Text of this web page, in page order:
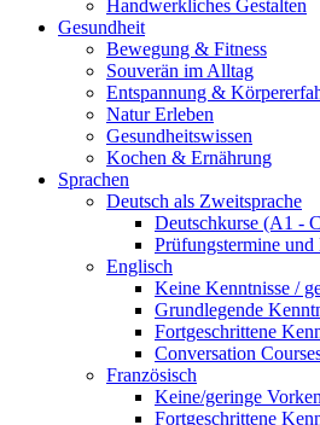
Handwerkliches Gestalten
Gesundheit
Bewegung & Fitness
Souverän im Alltag
Entspannung &
Natur Erleben
Gesundheitswissen
Kochen & Ernährung
Sprachen
Deutsch als Zweitsprache
Deutschkurse (A1 -
Prüfungstermine und
Englisch
Keine Kenntnisse /
Grundlegende
Fortgeschrittene
Conversation
Französisch
Keine/geringe
Fortgeschrittene